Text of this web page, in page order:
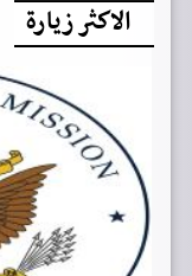
الاكثر زيارة